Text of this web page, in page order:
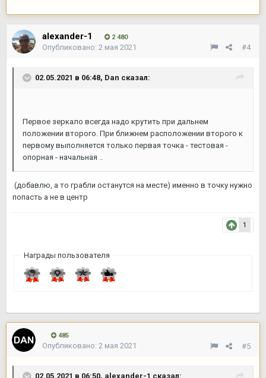
alexander-1 2 480
#4
Опубликовано: 2 мая 2021
02.05.2021 в 06:48, Dan сказал:
Первое зеркало всегда надо крутить при дальнем
положении второго. При ближнем расположении второго к
первому выполняется только первая точка - тестовая -
опорная - начальная ..
(добавлю, а то грабли останутся на месте) именно в точку нужно
попасть а не в центр
1
Награды пользователя
485
#5
Опубликовано: 2 мая 2021
02.05.2021 в 06:50, alexander-1 сказал: